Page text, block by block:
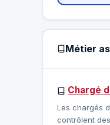
Métier
Chargé
Les chargés
contrôlent